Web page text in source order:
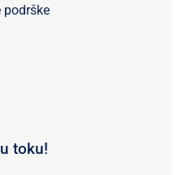
toku!
podrške